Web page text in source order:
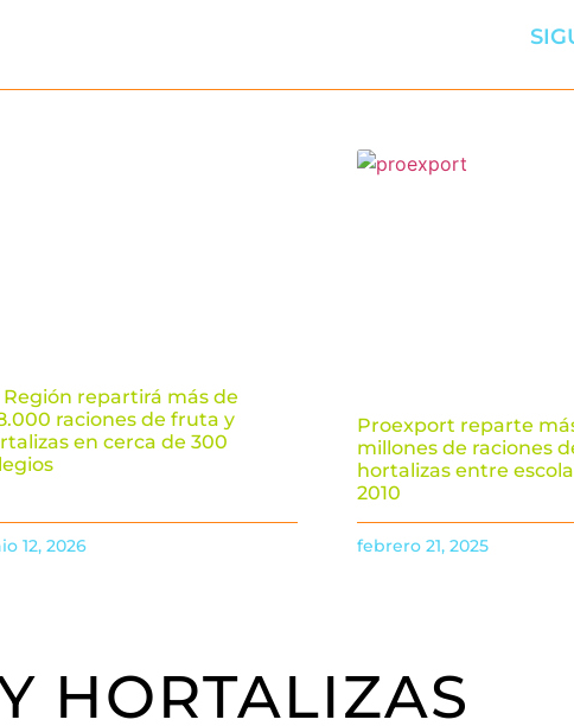
Región repartirá más de
raciones de fruta y
en cerca de 300
12, 2026
Proexport reparte
millones de raciones
hortalizas entre
2010
febrero 21, 2025
HORTALIZAS